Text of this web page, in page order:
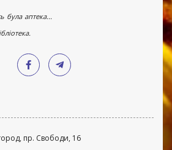
була аптека...
пр. Свободи, 16